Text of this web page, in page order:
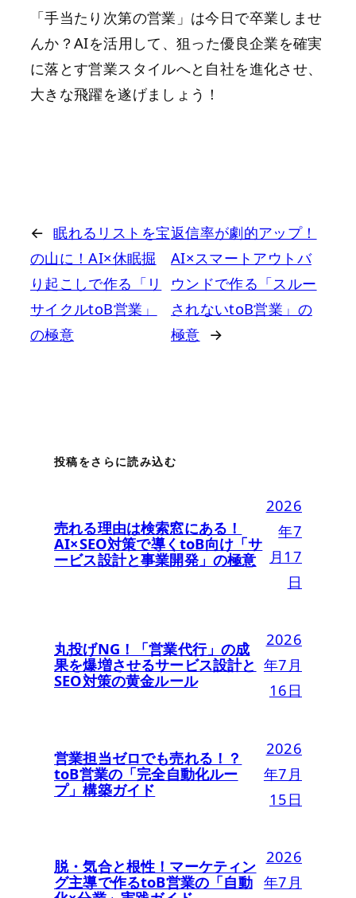
「手当たり次第の営業」は今日で卒業しませ
んか？AIを活用して、狙った優良企業を確実
に落とす営業スタイルへと自社を進化させ、
大きな飛躍を遂げましょう！
← 眠れるリストを宝
の山に！AI×休眠掘
り起こしで作る「リ
サイクルtoB営業」
の極意
返信率が劇的アップ！
AI×スマートアウトバ
ウンドで作る「スルー
されないtoB営業」の
極意 →
投稿をさらに読み込む
売れる理由は検索窓にある！
AI×SEO対策で導くtoB向け「サ
ービス設計と事業開発」の極意
2026
年7
月17
日
丸投げNG！「営業代行」の成
果を爆増させるサービス設計と
SEO対策の黄金ルール
2026
年7月
16日
営業担当ゼロでも売れる！？
toB営業の「完全自動化ルー
プ」構築ガイド
2026
年7月
15日
脱・気合と根性！マーケティン
グ主導で作るtoB営業の「自動
2026
年7月